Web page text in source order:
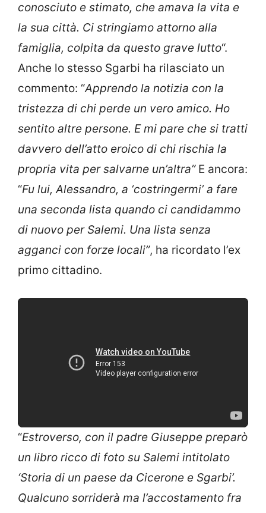
conosciuto e stimato, che amava la vita e
la sua città. Ci stringiamo attorno alla
famiglia, colpita da questo grave lutto“.
Anche lo stesso Sgarbi ha rilasciato un
commento: “Apprendo la notizia con la
tristezza di chi perde un vero amico. Ho
sentito altre persone. E mi pare che si tratti
davvero dell’atto eroico di chi rischia la
propria vita per salvarne un’altra”E ancora:
“Fu lui, Alessandro, a ‘costringermi’ a fare
una seconda lista quando ci candidammo
di nuovo per Salemi. Una lista senza
agganci con forze locali”, ha ricordato l’ex
primo cittadino.
“Estroverso, con il padre Giuseppe preparò
un libro ricco di foto su Salemi intitolato
‘Storia di un paese da Cicerone e Sgarbi’.
Qualcuno sorriderà ma l’accostamento fra